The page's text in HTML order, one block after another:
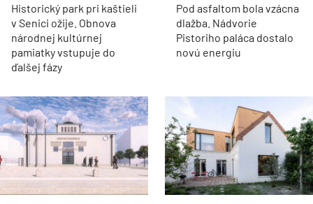
Historický park pri kaštieli
v Senici ožije. Obnova
národnej kultúrnej
pamiatky vstupuje do
ďalšej fázy
Pod asfaltom bola vzácna
dlažba. Nádvorie
Pistoriho paláca dostalo
novú energiu